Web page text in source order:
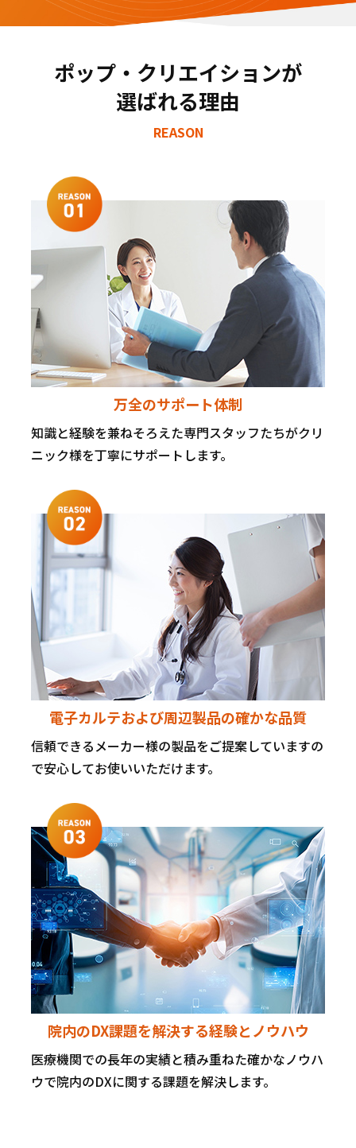
ポップ・クリエイションが
選ばれる理由
REASON
万全のサポート体制
知識と経験を兼ねそろえた専門スタッフたちがクリ
ニック様を丁寧にサポートします。
電子カルテおよび周辺製品の確かな品質
信頼できるメーカー様の製品をご提案していますの
で安心してお使いいただけます。
院内のDX課題を解決する経験とノウハウ
医療機関での長年の実績と積み重ねた確かなノウハ
ウで院内のDXに関する課題を解決します。